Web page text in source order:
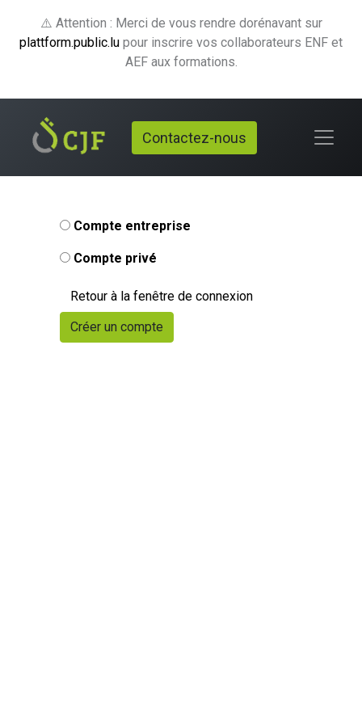
⚠️ Attention : Merci de vous rendre dorénavant sur
plattform.public.lu pour inscrire vos collaborateurs ENF et
AEF aux formations.
Contactez-nous
Compte entreprise
Compte privé
Retour à la fenêtre de connexion
Créer un compte